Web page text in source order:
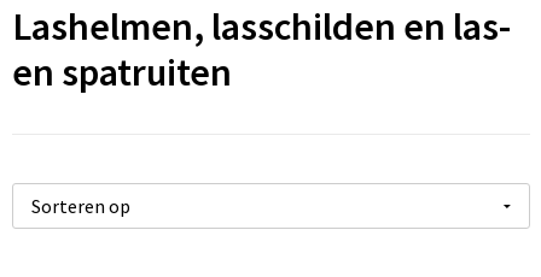
Lashelmen, lasschilden en las-
en spatruiten